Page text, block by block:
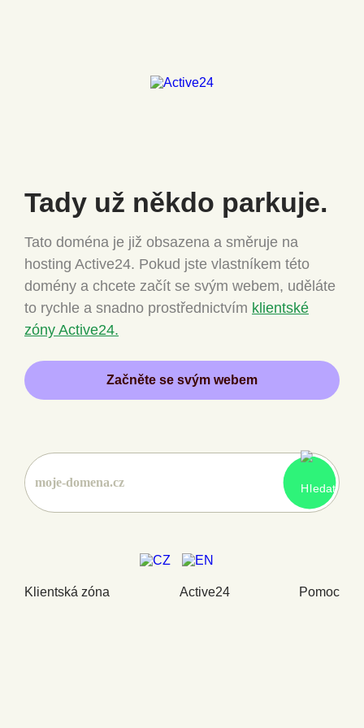
Tady už někdo parkuje.
Tato doména je již obsazena a směruje na
hosting Active24. Pokud jste vlastníkem této
domény a chcete začít se svým webem, uděláte
to rychle a snadno prostřednictvím klientské
zóny Active24.
Začněte se svým webem
Klientská zóna Active24 Pomoc